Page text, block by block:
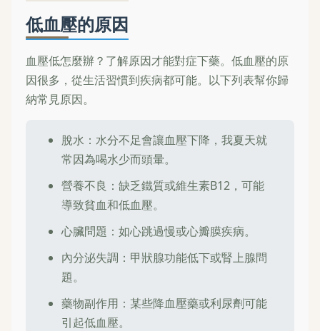
低血壓的原因
血壓低怎麼辦？了解原因才能對症下藥。低血壓的原
因很多，從生活習慣到疾病都可能。以下列表幫你歸
納常見原因。
脫水：水分不足會讓血壓下降，我夏天就
常因為喝水少而頭暈。
營養不良：缺乏鐵質或維生素B12，可能
導致貧血和低血壓。
心臟問題：如心跳過慢或心瓣膜疾病。
內分泌失調：甲狀腺功能低下或腎上腺問
題。
藥物副作用：某些降血壓藥或利尿劑可能
引起低血壓。